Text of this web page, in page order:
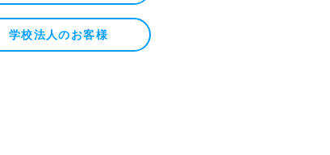
学校法人のお客様